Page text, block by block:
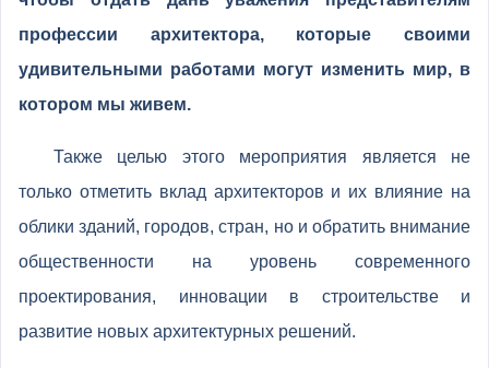
профессии архитектора, которые своими
удивительными работами могут изменить мир, в
котором мы живем.
Также целью этого мероприятия является не
только отметить вклад архитекторов и их влияние на
облики зданий, городов, стран, но и обратить внимание
общественности на уровень современного
проектирования, инновации в строительстве и
развитие новых архитектурных решений.